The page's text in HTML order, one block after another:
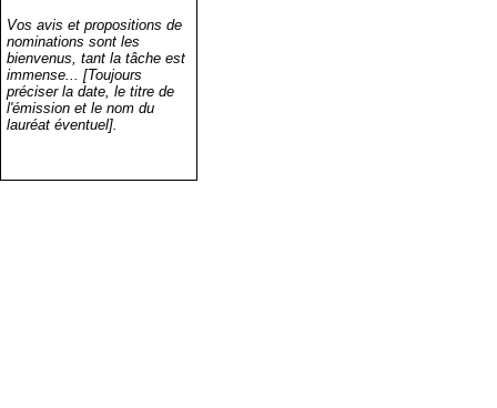
Vos avis et propositions de
nominations sont les
bienvenus, tant la tâche est
immense... [Toujours
préciser la date, le titre de
l'émission et le nom du
lauréat éventuel].